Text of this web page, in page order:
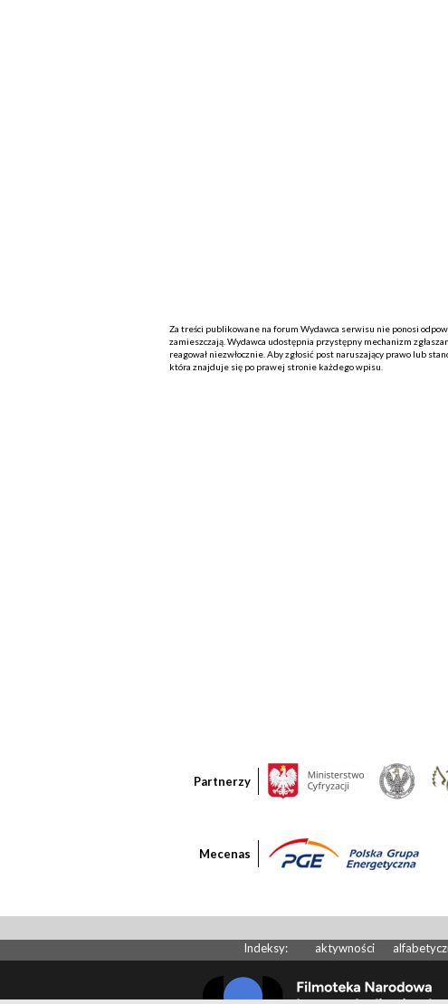
Za treści publikowane na forum Wydawca serwisu nie ponosi
zamieszczają. Wydawca udostępnia przystępny mechanizm
reagował niezwłocznie. Aby zgłosić post naruszający prawo lub
która znajduje się po prawej stronie każdego wpisu.
Partnerzy
Mecenas
Indeksy: aktywności